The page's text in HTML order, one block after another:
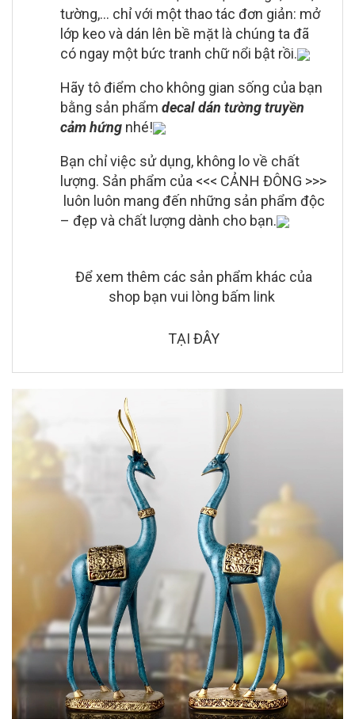
tường,… chỉ với một thao tác đơn giản: mở
lớp keo và dán lên bề mặt là chúng ta đã
có ngay một bức tranh chữ nổi bật rồi.
Hãy tô điểm cho không gian sống của bạn
bằng sản phẩm decal dán tường truyền
cảm hứng nhé!
Bạn chỉ việc sử dụng, không lo về chất
lượng. Sản phẩm của <<< CẢNH ĐÔNG >>>
luôn luôn mang đến những sản phẩm độc
– đẹp và chất lượng dành cho bạn.
Để xem thêm các sản phẩm khác của
shop bạn vui lòng bấm link
TẠI ĐÂY